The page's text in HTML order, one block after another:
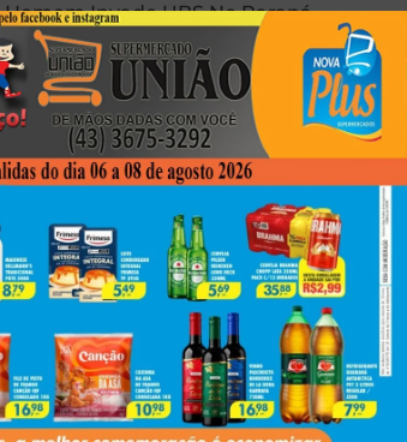
Homem Invade UBS No Paraná,
Quebra Tudo E Coloca
Preservativo No Ânus Diante De
Pacientes
Polícia Civil Prende Cinco E
Apreende Drogas, Arma E
Munições Em Nova Esperança
Next